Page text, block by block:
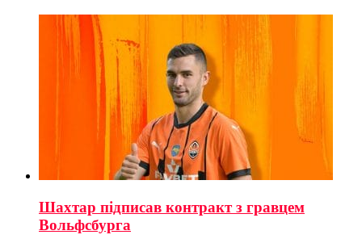
Шахтар підписав контракт з гравцем
Вольфсбурга